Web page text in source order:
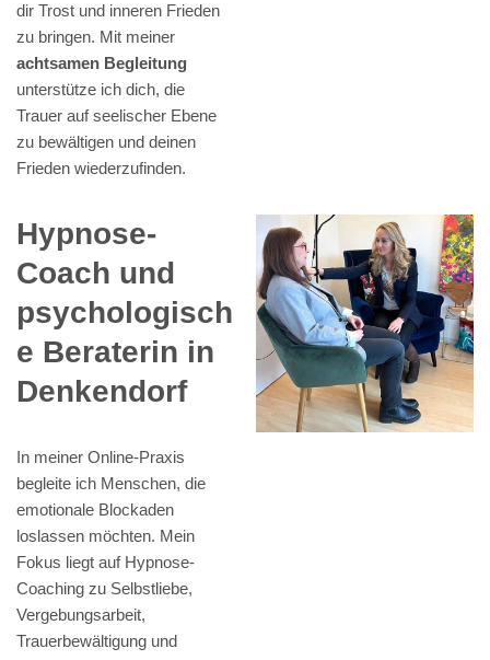
dir Trost und inneren Frieden
zu bringen. Mit meiner
achtsamen Begleitung
unterstütze ich dich, die
Trauer auf seelischer Ebene
zu bewältigen und deinen
Frieden wiederzufinden.
Hypnose-
Coach und
psychologisch
e Beraterin in
Denkendorf
In meiner Online-Praxis
begleite ich Menschen, die
emotionale Blockaden
loslassen möchten. Mein
Fokus liegt auf Hypnose-
Coaching zu Selbstliebe,
Vergebungsarbeit,
Trauerbewältigung und